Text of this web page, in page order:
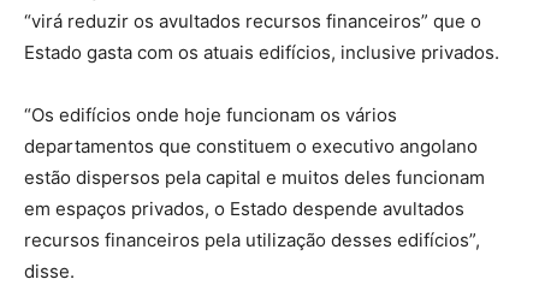
“virá reduzir os avultados recursos financeiros” que o
Estado gasta com os atuais edifícios, inclusive privados.
“Os edifícios onde hoje funcionam os vários
departamentos que constituem o executivo angolano
estão dispersos pela capital e muitos deles funcionam
em espaços privados, o Estado despende avultados
recursos financeiros pela utilização desses edifícios”,
disse.